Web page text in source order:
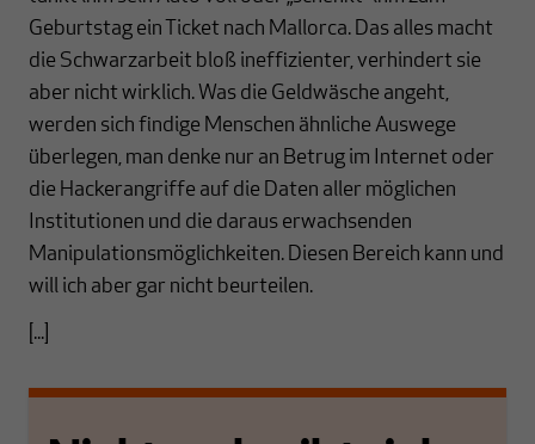
Geburtstag ein Ticket nach Mallorca. Das alles macht
die Schwarzarbeit bloß ineffizienter, verhindert sie
aber nicht wirklich. Was die Geldwäsche angeht,
werden sich findige Menschen ähnliche Auswege
überlegen, man denke nur an Betrug im Internet oder
die Hackerangriffe auf die Daten aller möglichen
Institutionen und die daraus erwachsenden
Manipulationsmöglichkeiten. Diesen Bereich kann und
will ich aber gar nicht beurteilen.
[...]